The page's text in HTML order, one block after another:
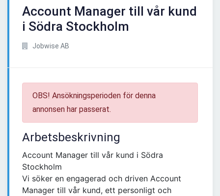
Account Manager till vår kund
i Södra Stockholm
Jobwise AB
OBS! Ansökningsperioden för denna
annonsen har passerat.
Arbetsbeskrivning
Account Manager till vår kund i Södra
Stockholm
Vi söker en engagerad och driven Account
Manager till vår kund, ett personligt och